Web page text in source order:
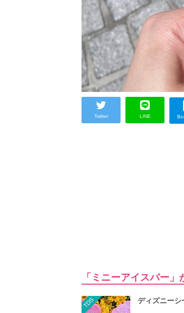
Twitter LINE
「ミニーアイスバー
TDS ディズニーシ